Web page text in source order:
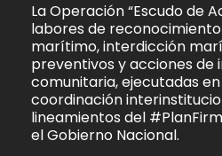
La Operación “Escudo de
labores de
marítimo, interdicción
preventivos y acciones de
comunitaria, ejecutadas
coordinación
lineamientos del
el Gobierno Nacional.